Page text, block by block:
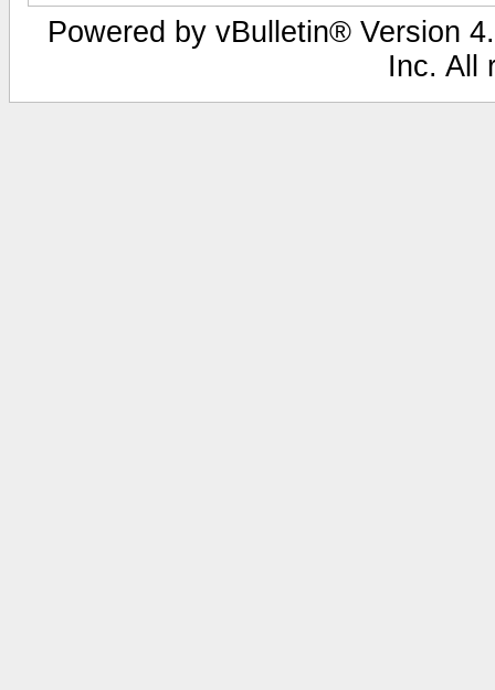
Powered by vBulletin® Version
Inc. All